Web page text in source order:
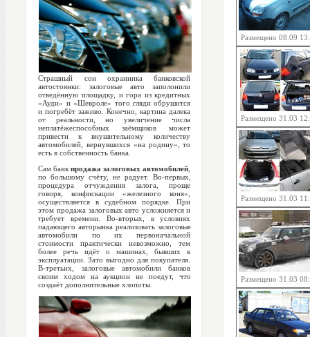
Страшный сон охранника банковской
автостоянки: залоговые авто заполонили
отведённую площадку, и гора из кредитных
«Ауди» и «Шевроле» того гляди обрушится
и погребёт заживо. Конечно, картина далека
от реальности, но увеличение числа
неплатёжеспособных заёмщиков может
привести к внушительному количеству
автомобилей, вернувшихся «на родину», то
есть в собственность банка.
Сам банкпродажа залоговых автомобилей
по большому счёту, не радует. Во-первых,
процедура отчуждения залога, проще
говоря, конфискации «железного коня»,
осуществляется в судебном порядке. При
этом продажа залоговых авто усложняется и
требует времени. Во-вторых, в условиях
падающего авторынка реализовать залоговые
автомобили по их первоначальной
стоимости практически невозможно, тем
более речь идёт о машинах, бывших в
эксплуатации. Зато выгодно для покупателя.
В-третьих, залоговые автомобили банков
своим ходом на аукцион не поедут, что
создаёт дополнительные хлопоты.
Размещено 08.09
Размещено 31.03
Размещено 31.03
Размещено 31.03